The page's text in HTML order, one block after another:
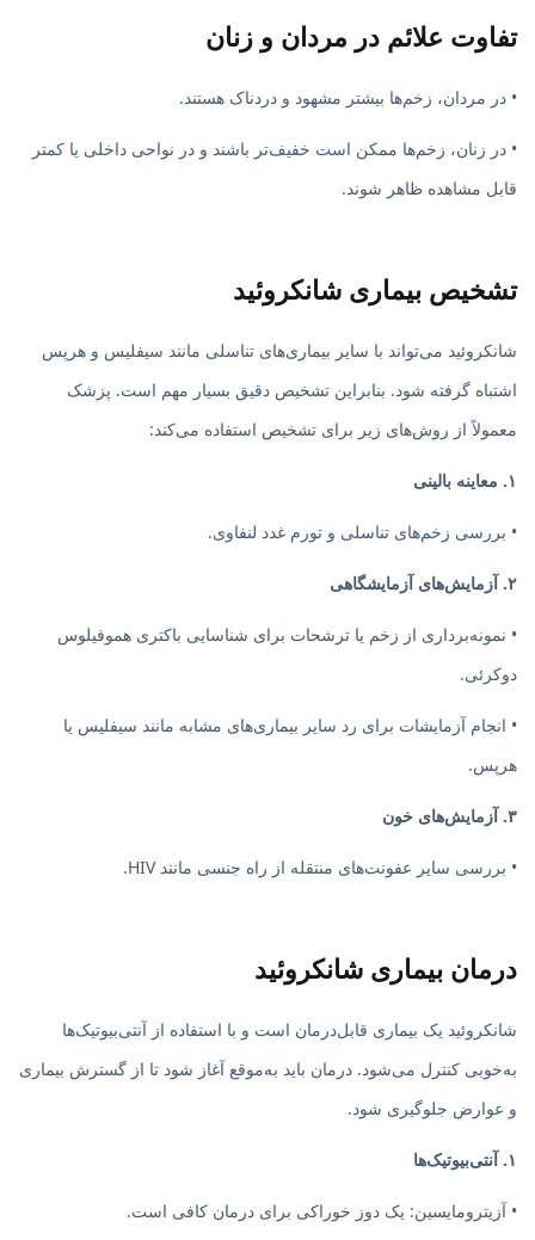
تفاوت علائم در مردان و زنان
• در مردان، زخم‌ها بیشتر مشهود و دردناک هستند.
• در زنان، زخم‌ها ممکن است خفیف‌تر باشند و در نواحی داخلی یا کمتر
قابل مشاهده ظاهر شوند.
تشخیص بیماری شانکروئید
شانکروئید می‌تواند با سایر بیماری‌های تناسلی مانند سیفلیس و هرپس
اشتباه گرفته شود. بنابراین تشخیص دقیق بسیار مهم است. پزشک
معمولاً از روش‌های زیر برای تشخیص استفاده می‌کند:
۱. معاینه بالینی
• بررسی زخم‌های تناسلی و تورم غدد لنفاوی.
۲. آزمایش‌های آزمایشگاهی
• نمونه‌برداری از زخم یا ترشحات برای شناسایی باکتری هموفیلوس
دوکرئی.
• انجام آزمایشات برای رد سایر بیماری‌های مشابه مانند سیفلیس یا
هرپس.
۳. آزمایش‌های خون
• بررسی سایر عفونت‌های منتقله از راه جنسی مانند HIV.
درمان بیماری شانکروئید
شانکروئید یک بیماری قابل‌درمان است و با استفاده از آنتی‌بیوتیک‌ها
به‌خوبی کنترل می‌شود. درمان باید به‌موقع آغاز شود تا از گسترش بیماری
و عوارض جلوگیری شود.
۱. آنتی‌بیوتیک‌ها
• آزیترومایسین: یک دوز خوراکی برای درمان کافی است.